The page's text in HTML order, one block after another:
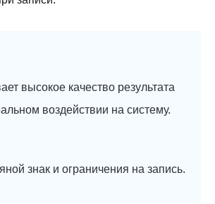
высокое качество результата
воздействии на систему.
знак и ограничения на запись.